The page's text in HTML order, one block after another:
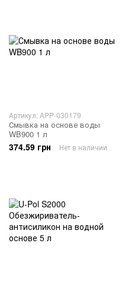
Артикул: APP-030179
Смывка на основе воды
WB900 1 л
374.59 грн Нет в наличии